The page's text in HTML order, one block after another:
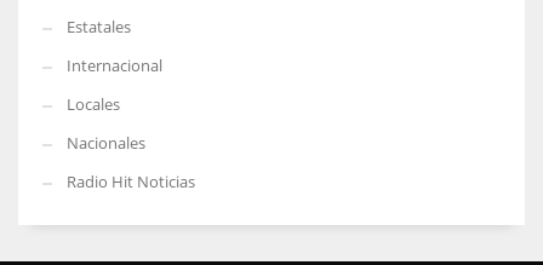
Estatales
Internacional
Locales
Nacionales
Radio Hit Noticias